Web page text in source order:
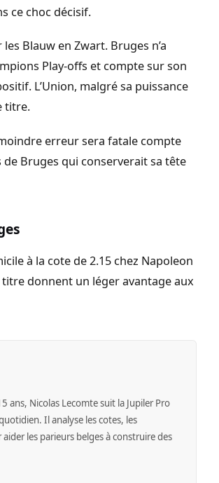
ce choc décisif.
Blauw en Zwart. Bruges n’a
Play-offs et compte sur son
L’Union, malgré sa puissance
titre.
erreur sera fatale compte
Bruges qui conserverait sa tête
à la cote de 2.15 chez Napoleon
donnent un léger avantage aux
ans, Nicolas Lecomte suit la Jupiler Pro
Il analyse les cotes, les
les parieurs belges à construire des